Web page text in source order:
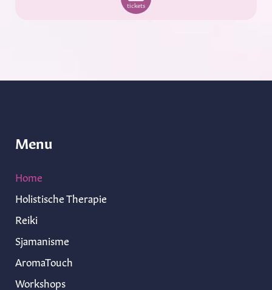
tickets
Menu
Home
Holistische Therapie
Reiki
Sjamanisme
AromaTouch
Workshops